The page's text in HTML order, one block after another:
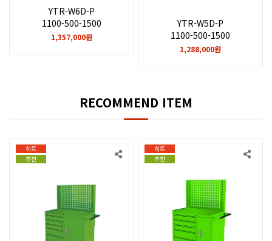
YTR-W6D-P
1100-500-1500
1,357,000원
YTR-W5D-P
1100-500-1500
1,288,000원
RECOMMEND ITEM
히트
추천
히트
추천